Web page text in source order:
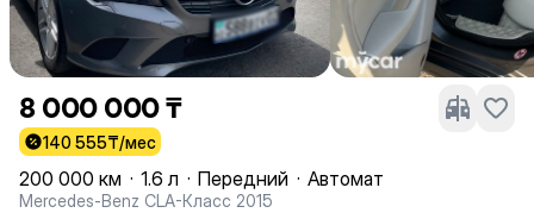
8 000 000 ₸
140 555₸/мес
200 000 км · 1.6 л · Передний · Автомат
Mercedes-Benz CLA-Класс 2015